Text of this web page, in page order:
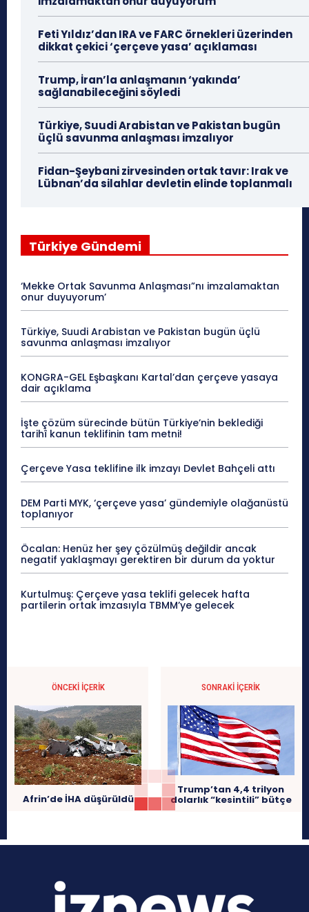
Feti Yıldız’dan IRA ve FARC örnekleri üzerinden
dikkat çekici ‘çerçeve yasa’ açıklaması
Trump, İran’la anlaşmanın ‘yakında’
sağlanabileceğini söyledi
Türkiye, Suudi Arabistan ve Pakistan bugün
üçlü savunma anlaşması imzalıyor
Fidan-Şeybani zirvesinden ortak tavır: Irak ve
Lübnan’da silahlar devletin elinde toplanmalı
Türkiye Gündemi
‘Mekke Ortak Savunma Anlaşması”nı imzalamaktan
onur duyuyorum’
Türkiye, Suudi Arabistan ve Pakistan bugün üçlü
savunma anlaşması imzalıyor
KONGRA-GEL Eşbaşkanı Kartal’dan çerçeve yasaya
dair açıklama
İşte çözüm sürecinde bütün Türkiye’nin beklediği
tarihî kanun teklifinin tam metni!
Çerçeve Yasa teklifine ilk imzayı Devlet Bahçeli attı
DEM Parti MYK, ‘çerçeve yasa’ gündemiyle olağanüstü
toplanıyor
Öcalan: Henüz her şey çözülmüş değildir ancak
negatif yaklaşmayı gerektiren bir durum da yoktur
Kurtulmuş: Çerçeve yasa teklifi gelecek hafta
partilerin ortak imzasıyla TBMM’ye gelecek
ÖNCEKI İÇERIK
Afrin’de İHA düşürüldü
SONRAKI İÇERIK
Trump’tan 4,4 trilyon
dolarlık “kesintili” bütçe